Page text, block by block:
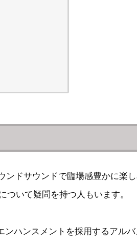
ドサウンドで臨場感豊かに楽
いて疑問を持つ人もいます。
ハンスメントを採用するアル